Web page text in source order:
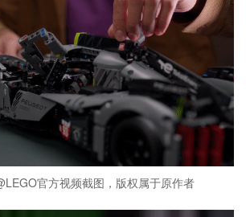
官方视频截图，版权属于原作者